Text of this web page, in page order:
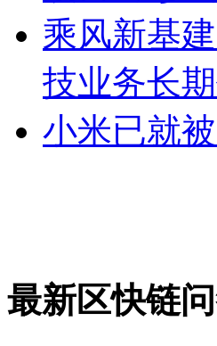
乘风新基
技业务长
小米已就
最新区快链